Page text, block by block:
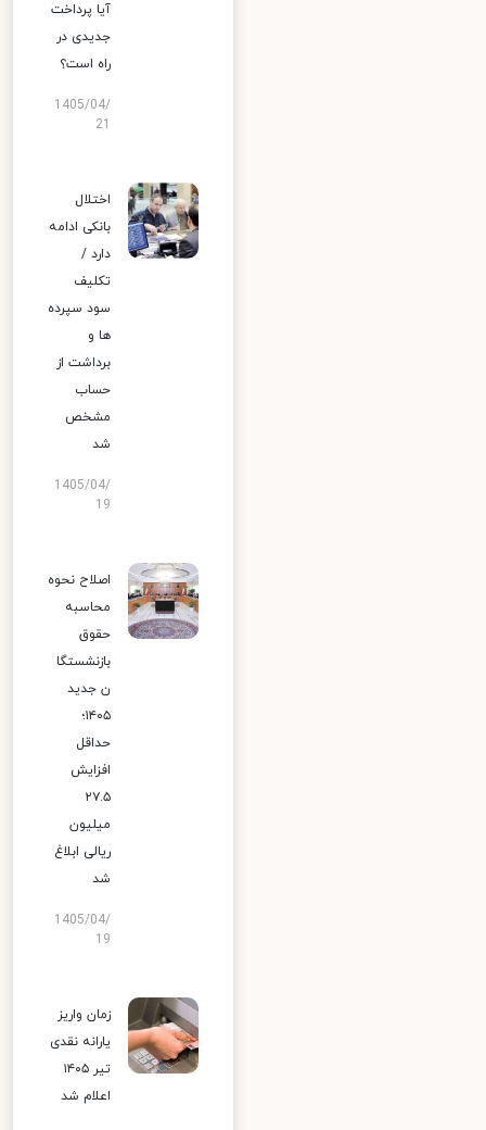
آیا پرداخت
جدیدی در
راه است؟
1405/04/
اختلال
بانکی ادامه
دارد /
تکلیف
سود سپرده
ها و
برداشت از
حساب
مشخص
شد
1405/04/
19
اصلاح نحوه
محاسبه
حقوق
بازنشستگا
ن جدید
۱۴۰۵؛
حداقل
افزایش
۲۷.۵
میلیون
ریالی ابلاغ
شد
1405/04/
19
زمان واریز
یارانه نقدی
تیر ۱۴۰۵
اعلام شد